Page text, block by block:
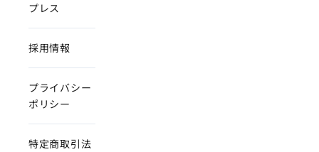
プレス
採用情報
プライバシー
ポリシー
特定商取引法